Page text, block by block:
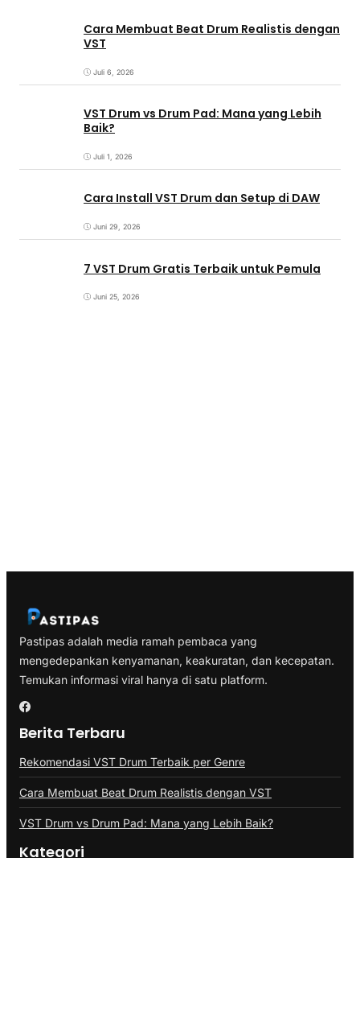
Cara Membuat Beat Drum Realistis dengan
VST
Juli 6, 2026
VST Drum vs Drum Pad: Mana yang Lebih
Baik?
Juli 1, 2026
Cara Install VST Drum dan Setup di DAW
Juni 29, 2026
7 VST Drum Gratis Terbaik untuk Pemula
Juni 25, 2026
Pastipas adalah media ramah pembaca yang
mengedepankan kenyamanan, keakuratan, dan kecepatan.
Temukan informasi viral hanya di satu platform.
Berita Terbaru
Rekomendasi VST Drum Terbaik per Genre
Cara Membuat Beat Drum Realistis dengan VST
VST Drum vs Drum Pad: Mana yang Lebih Baik?
Kategori